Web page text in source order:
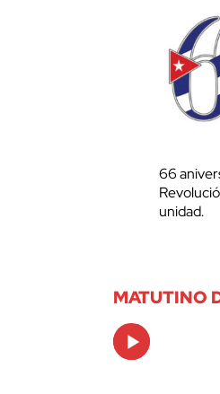
66
unidad.
MATUTINO
Audio
Player